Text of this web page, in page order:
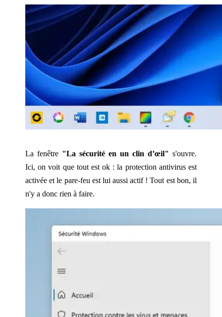
La fenêtre "La sécurité en un clin d’œil" s'ouvre.
Ici, on voit que tout est ok : la protection antivirus est
activée et le pare-feu est lui aussi actif ! Tout est bon, il
n'y a donc rien à faire.